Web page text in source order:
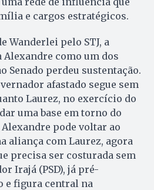
e cargos estratégicos.
Wanderlei pelo STJ, a
Alexandre como um dos
Senado perdeu sustentação.
afastado segue sem
Laurez, no exercício do
uma base em torno do
Alexandre pode voltar ao
aliança com Laurez, agora
precisa ser costurada sem
Irajá (PSD), já pré-
e figura central na